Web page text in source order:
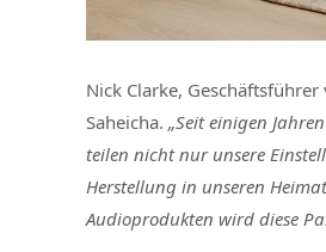
Nick Clarke,
Saheicha. „Seit einigen
teilen nicht nur unsere
Herstellung in unseren
Audioprodukten wird diese